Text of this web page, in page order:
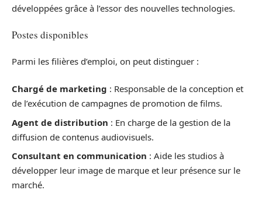
développées grâce à l’essor des nouvelles technologies.
Postes disponibles
Parmi les filières d’emploi, on peut distinguer :
Chargé de marketing : Responsable de la conception et
de l’exécution de campagnes de promotion de films.
Agent de distribution : En charge de la gestion de la
diffusion de contenus audiovisuels.
Consultant en communication : Aide les studios à
développer leur image de marque et leur présence sur le
marché.